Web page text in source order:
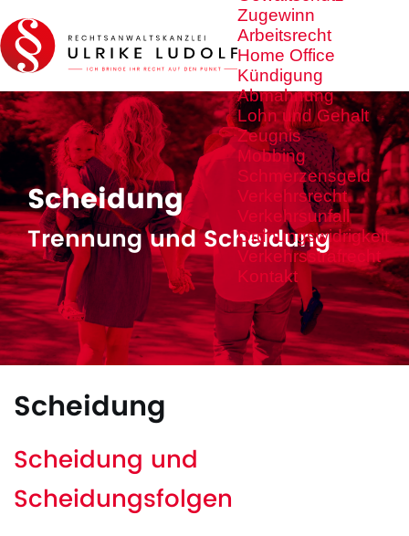
Zugewinn
Arbeitsrecht
Home Office
Kündigung
Abmahnung
Lohn und Gehalt
Zeugnis
Mobbing
Schmerzensgeld
Verkehrsrecht
Verkehrsunfall
Ordnungswidrigkeit
Verkehrsstrafrecht
Kontakt
Scheidung
Trennung und Scheidung
Scheidung
Scheidung und
Scheidungsfolgen